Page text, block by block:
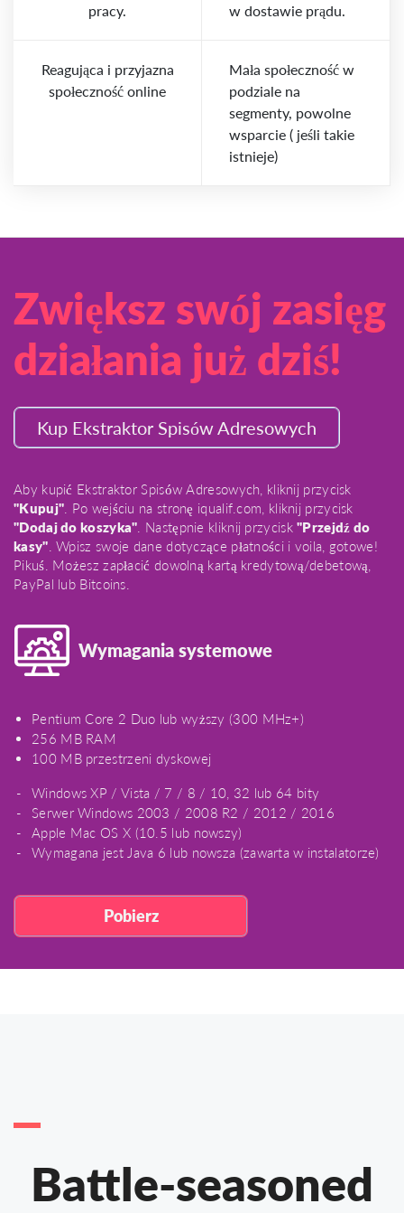
pracy.
w dostawie prądu.
Reagująca i przyjazna
społeczność online
Mała społeczność w
podziale na
segmenty, powolne
wsparcie ( jeśli takie
istnieje)
Zwiększ swój zasięg
działania już dziś!
Kup Ekstraktor Spisów Adresowych
Aby kupić Ekstraktor Spisów Adresowych, kliknij przycisk
"Kupuj" . Po wejściu na stronę iqualif.com, kliknij przycisk
"Dodaj do koszyka" . Następnie kliknij przycisk"Przejdź do
kasy" . Wpisz swoje dane dotyczące płatności i voila, gotowe!
Pikuś. Możesz zapłacić dowolną kartą kredytową/debetową,
PayPal lub Bitcoins.
Wymagania systemowe
Pentium Core 2 Duo lub wyższy (300 MHz+)
256 MB RAM
100 MB przestrzeni dyskowej
Windows XP / Vista / 7 / 8 / 10, 32 lub 64 bity
Serwer Windows 2003 / 2008 R2 / 2012 / 2016
Apple Mac OS X (10.5 lub nowszy)
Wymagana jest Java 6 lub nowsza (zawarta w instalatorze)
Pobierz
Battle-seasoned